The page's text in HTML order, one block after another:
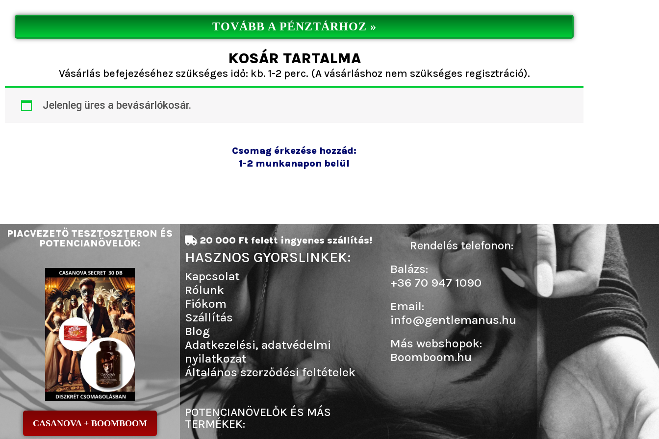
tartalomra
TOVÁBB A PÉNZTÁRHOZ »
KOSÁR TARTALMA
Vásárlás befejezéséhez szükséges idő: kb. 1-2 perc. (A vásárláshoz nem szükséges regisztráció).
Jelenleg üres a bevásárlókosár.
Csomag érkezése hozzád:
1-2 munkanapon belül
PIACVEZETŐ TESZTOSZTERON ÉS
POTENCIANÖVELŐK:
CASANOVA + BOOMBOOM
20 000 Ft felett ingyenes szállítás!
HASZNOS GYORSLINKEK:
Kapcsolat
Rólunk
Fiókom
Szállítás
Blog
Adatkezelési, adatvédelmi
nyilatkozat
Általános szerződési feltételek
POTENCIANÖVELŐK ÉS MÁS
TERMÉKEK:
Rendelés telefonon:
Balázs:
+36 70 947 1090
Email:
info@gentlemanus.hu
Más webshopok:
Boomboom.hu